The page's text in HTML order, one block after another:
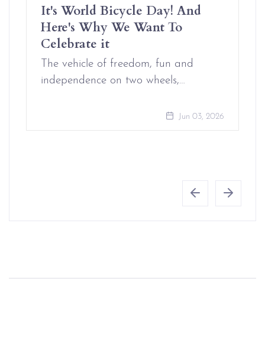
It's World Bicycle Day! And
Here's Why We Want To
Celebrate it
The vehicle of freedom, fun and
independence on two wheels,…
Jun 03, 2026